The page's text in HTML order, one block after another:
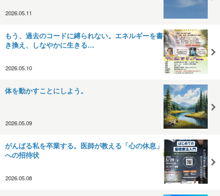
2026.05.11
もう、過去のコードに縛られない。エネルギーを書
き換え、しなやかに生きる…
2026.05.10
体を動かすことにしよう。
2026.05.09
がんばる私を卒業する。医師が教える「心の休息」
への招待状
2026.05.08